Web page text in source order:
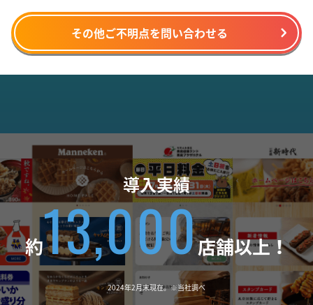
その他ご不明点を問い合わせる
導入実績
約13,000店舗以上！
2024年2月末現在。※当社調べ